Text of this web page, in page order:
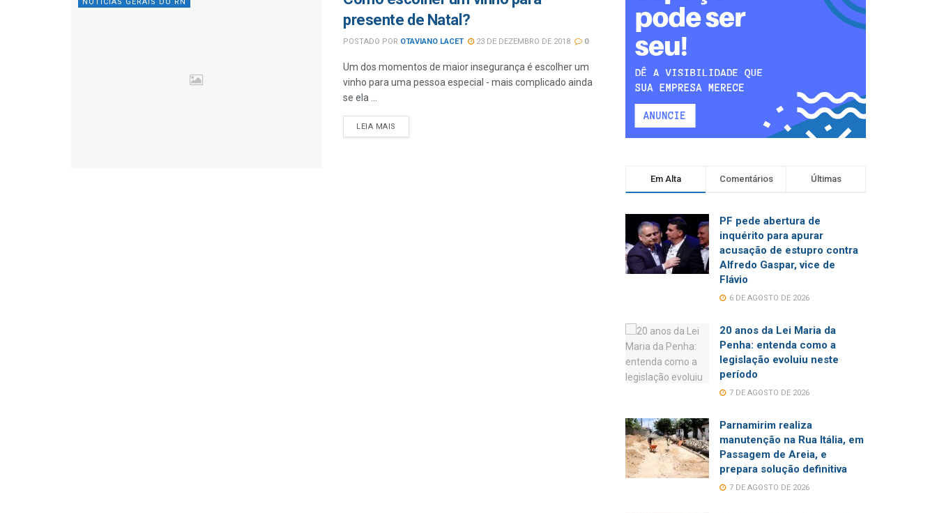
NOTÍCIAS GERAIS DO RN
presente de Natal?
POSTADO POR OTAVIANO LACET 23 DE DEZEMBRO DE 2018 0
Um dos momentos de maior insegurança é escolher um
vinho para uma pessoa especial - mais complicado ainda
se ela ...
LEIA MAIS
Em Alta Comentários Últimas
PF pede abertura de
inquérito para apurar
acusação de estupro contra
Alfredo Gaspar, vice de
Flávio
6 DE AGOSTO DE 2026
20 anos da Lei Maria da
Penha: entenda como a
legislação evoluiu neste
período
7 DE AGOSTO DE 2026
Parnamirim realiza
manutenção na Rua Itália, em
Passagem de Areia, e
prepara solução definitiva
7 DE AGOSTO DE 2026